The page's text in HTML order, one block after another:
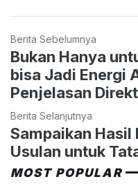
Berita Sebelumnya
Bukan Hanya
bisa Jadi Energi
Penjelasan
Berita Selanjutnya
Sampaikan Hasil
Usulan untuk
MOST POPULAR